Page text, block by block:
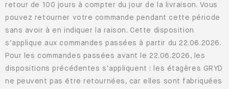
sans avoir à en indiquer la raison. Cette disposition
s’applique aux commandes passées à partir du 22.06.2026.
Pour les commandes passées avant le 22.06.2026, les
dispositions précédentes s’appliquent : les étagères GRYD
ne peuvent pas être retournées, car elles sont fabriquées
individuellement sur commande. Les canapés bénéficient
d’une possibilité de retour de 14 jours à compter du jour